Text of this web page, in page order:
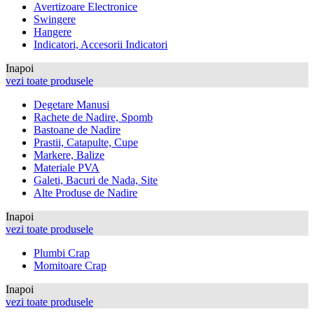
Avertizoare Electronice
Swingere
Hangere
Indicatori, Accesorii Indicatori
Inapoi
vezi toate produsele
Degetare Manusi
Rachete de Nadire, Spomb
Bastoane de Nadire
Prastii, Catapulte, Cupe
Markere, Balize
Materiale PVA
Galeti, Bacuri de Nada, Site
Alte Produse de Nadire
Inapoi
vezi toate produsele
Plumbi Crap
Momitoare Crap
Inapoi
vezi toate produsele